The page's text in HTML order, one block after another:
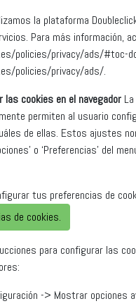
la plataforma
Para más información,
policies/privacy/ads/#toc-
policies/privacy/ads/.
las cookies en el navegador
permiten al usuario
de ellas. Estos ajustes
o ‘Preferencias’ del
tus preferencias de
de cookies.
para configurar las
-> Mostrar opciones